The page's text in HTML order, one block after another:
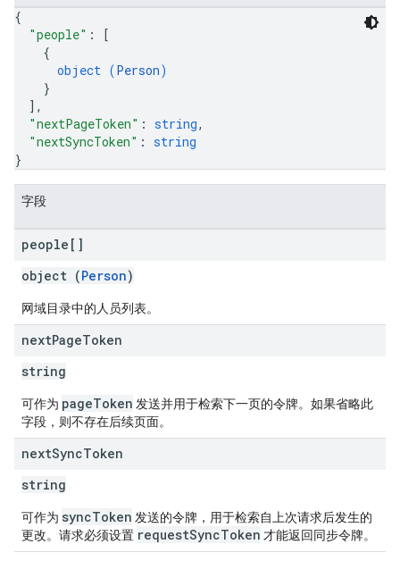
{
"people" :
[
{
object (Person)
}
] ,
"nextPageToken" : string,
"nextSyncToken" : string
}
字段
people[]
object (Person)
网域目录中的人员列表。
nextPageToken
string
可作为 pageToken 发送并用于检索下一页的令牌。如果省略此
字段，则不存在后续页面。
nextSyncToken
string
可作为 syncToken 发送的令牌，用于检索自上次请求后发生的
更改。请求必须设置 requestSyncToken 才能返回同步令牌。